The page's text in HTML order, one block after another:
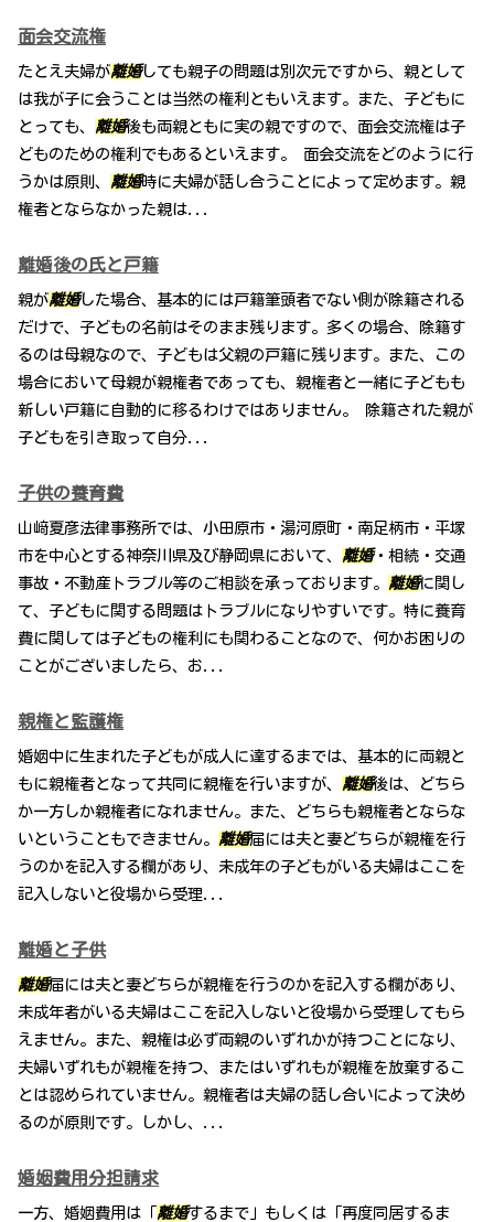
面会交流権
たとえ夫婦が離婚しても親子の問題は別次元ですから、親として
は我が子に会うことは当然の権利ともいえます。また、子どもに
とっても、 離婚後も両親ともに実の親ですので、面会交流権は子
どものための権利でもあるといえます。 面会交流をどのように行
うかは原則、 離婚時に夫婦が話し合うことによって定めます。親
権者とならなかった親は...
離婚後の氏と戸籍
親が離婚した場合、基本的には戸籍筆頭者でない側が除籍される
だけで、子どもの名前はそのまま残ります。多くの場合、除籍す
るのは母親なので、子どもは父親の戸籍に残ります。また、この
場合において母親が親権者であっても、親権者と一緒に子どもも
新しい戸籍に自動的に移るわけではありません。 除籍された親が
子どもを引き取って自分...
子供の養育費
山﨑夏彦法律事務所では、小田原市・湯河原町・南足柄市・平塚
市を中心とする神奈川県及び静岡県において、 離婚・相続・交通
事故・不動産トラブル等のご相談を承っております。 離婚に関し
て、子どもに関する問題はトラブルになりやすいです。特に養育
費に関しては子どもの権利にも関わることなので、何かお困りの
ことがございましたら、お...
親権と監護権
婚姻中に生まれた子どもが成人に達するまでは、基本的に両親と
もに親権者となって共同に親権を行いますが、 離婚後は、どちら
か一方しか親権者になれません。また、どちらも親権者とならな
いということもできません。 離婚届には夫と妻どちらが親権を行
うのかを記入する欄があり、未成年の子どもがいる夫婦はここを
記入しないと役場から受理...
離婚と子供
離婚届には夫と妻どちらが親権を行うのかを記入する欄があり、
未成年者がいる夫婦はここを記入しないと役場から受理してもら
えません。また、親権は必ず両親のいずれかが持つことになり、
夫婦いずれもが親権を持つ、またはいずれもが親権を放棄するこ
とは認められていません。親権者は夫婦の話し合いによって決め
るのが原則です。しかし、...
婚姻費用分担請求
一方、婚姻費用は「 離婚するまで」もしくは「再度同居するま